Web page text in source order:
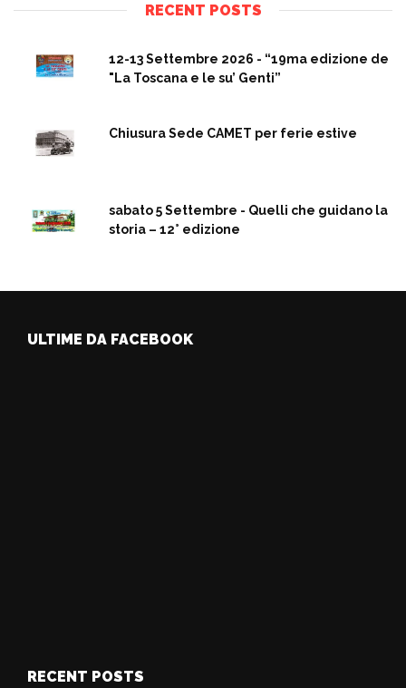
RECENT POSTS
12-13 Settembre 2026 - “19ma edizione de
"La Toscana e le su’ Genti”
Chiusura Sede CAMET per ferie estive
sabato 5 Settembre - Quelli che guidano la
storia – 12° edizione
ULTIME DA FACEBOOK
RECENT POSTS